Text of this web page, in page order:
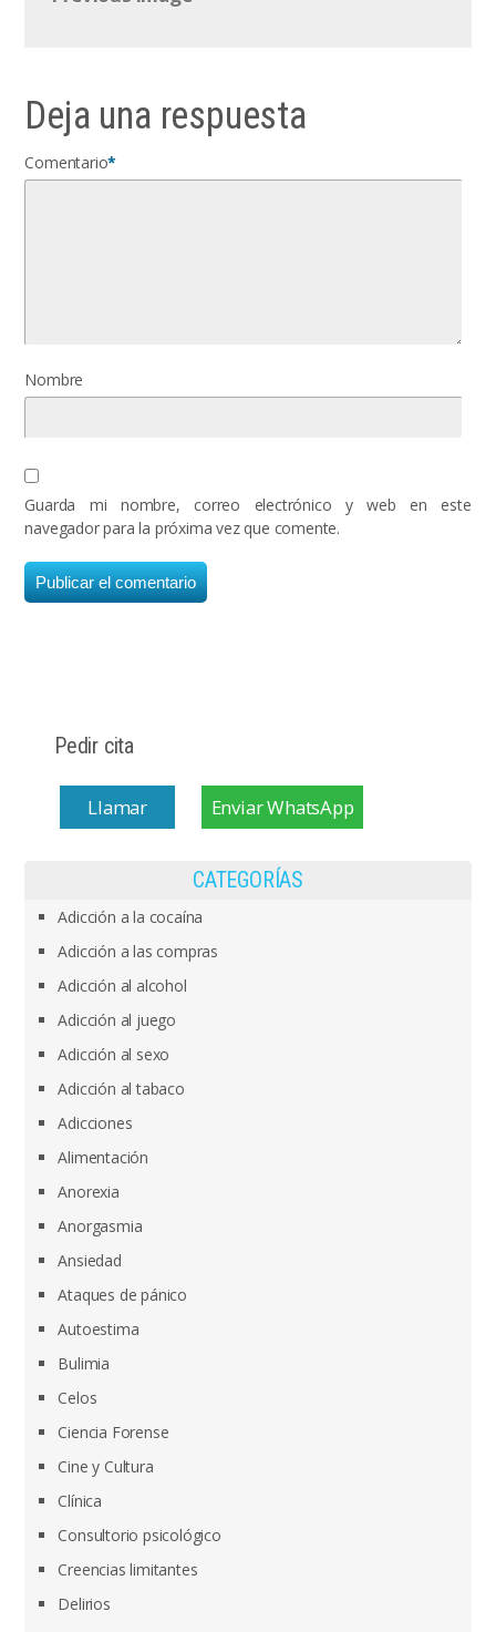
Deja una respuesta
Comentario*
Nombre
Guarda mi nombre, correo electrónico y web en este
navegador para la próxima vez que comente.
Pedir cita
Llamar Enviar WhatsApp
CATEGORÍAS
Adicción a la cocaína
Adicción a las compras
Adicción al alcohol
Adicción al juego
Adicción al sexo
Adicción al tabaco
Adicciones
Alimentación
Anorexia
Anorgasmia
Ansiedad
Ataques de pánico
Autoestima
Bulimia
Celos
Ciencia Forense
Cine y Cultura
Clínica
Consultorio psicológico
Creencias limitantes
Delirios